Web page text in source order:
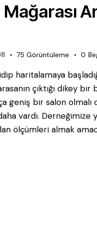
Mağarası
75 Görüntüleme 0
haritalamaya
çıktığı dikey
geniş bir salon
vardı.
ölçümleri almak